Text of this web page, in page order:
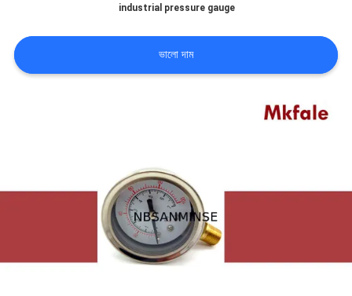
উদ্ধৃতির
ম্যাপ
industrial pressure gauge
ভালো দাম